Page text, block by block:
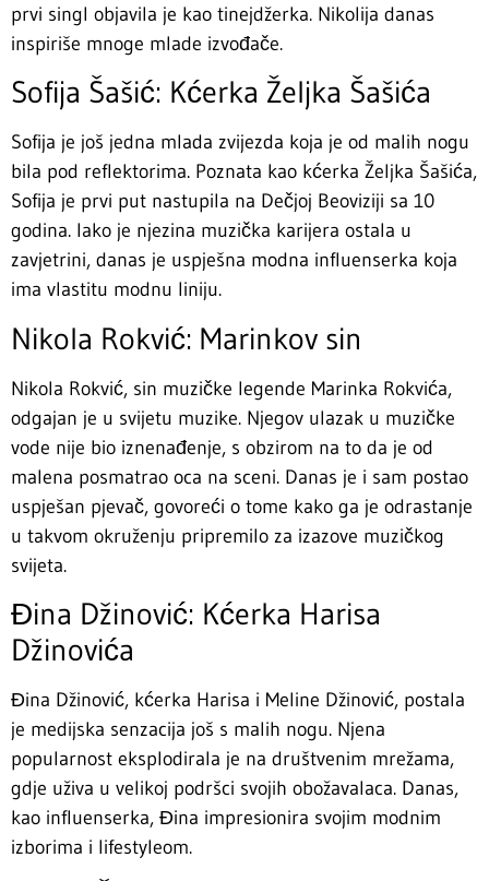
prvi singl objavila je kao tinejdžerka. Nikolija danas
inspiriše mnoge mlade izvođače.
Sofija Šašić: Kćerka Željka Šašića
Sofija je još jedna mlada zvijezda koja je od malih nogu
bila pod reflektorima. Poznata kao kćerka Željka Šašića,
Sofija je prvi put nastupila na Dečjoj Beoviziji sa 10
godina. Iako je njezina muzička karijera ostala u
zavjetrini, danas je uspješna modna influenserka koja
ima vlastitu modnu liniju.
Nikola Rokvić: Marinkov sin
Nikola Rokvić, sin muzičke legende Marinka Rokvića,
odgajan je u svijetu muzike. Njegov ulazak u muzičke
vode nije bio iznenađenje, s obzirom na to da je od
malena posmatrao oca na sceni. Danas je i sam postao
uspješan pjevač, govoreći o tome kako ga je odrastanje
u takvom okruženju pripremilo za izazove muzičkog
svijeta.
Đina Džinović: Kćerka Harisa
Džinovića
Đina Džinović, kćerka Harisa i Meline Džinović, postala
je medijska senzacija još s malih nogu. Njena
popularnost eksplodirala je na društvenim mrežama,
gdje uživa u velikoj podršci svojih obožavalaca. Danas,
kao influenserka, Đina impresionira svojim modnim
izborima i lifestyleom.